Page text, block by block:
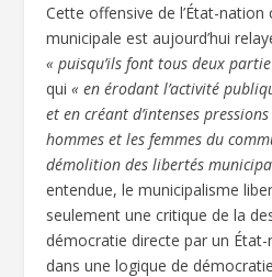
Cette offensive de l’État-
municipale est aujourd’hui
« puisqu’ils font tous deux partie
qui« en érodant l’activité
et en créant d’intenses
hommes et les femmes du
démolition des libertés
entendue, le municipalisme
seulement une critique de la
démocratie directe par un
dans une logique de